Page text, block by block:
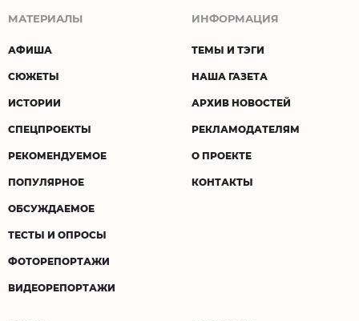
МАТЕРИАЛЫ
АФИША
СЮЖЕТЫ
ИСТОРИИ
СПЕЦПРОЕКТЫ
РЕКОМЕНДУЕМОЕ
ПОПУЛЯРНОЕ
ОБСУЖДАЕМОЕ
ТЕСТЫ И ОПРОСЫ
ФОТОРЕПОРТАЖИ
ВИДЕОРЕПОРТАЖИ
ИНФОРМАЦИЯ
ТЕМЫ И ТЭГИ
НАША ГАЗЕТА
АРХИВ НОВОСТЕЙ
РЕКЛАМОДАТЕЛЯМ
О ПРОЕКТЕ
КОНТАКТЫ